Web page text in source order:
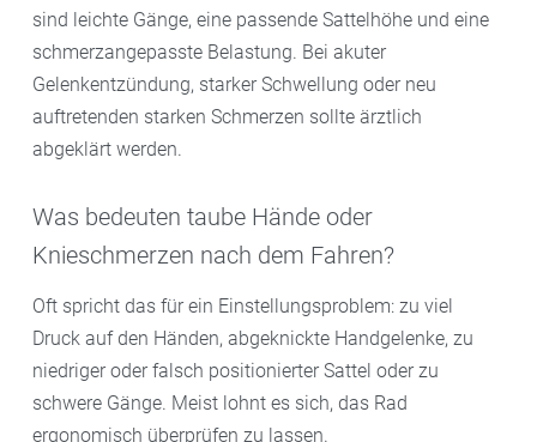
sind leichte Gänge, eine passende Sattelhöhe und eine
schmerzangepasste Belastung. Bei akuter
Gelenkentzündung, starker Schwellung oder neu
auftretenden starken Schmerzen sollte ärztlich
abgeklärt werden.
Was bedeuten taube Hände oder
Knieschmerzen nach dem Fahren?
Oft spricht das für ein Einstellungsproblem: zu viel
Druck auf den Händen, abgeknickte Handgelenke, zu
niedriger oder falsch positionierter Sattel oder zu
schwere Gänge. Meist lohnt es sich, das Rad
ergonomisch überprüfen zu lassen.